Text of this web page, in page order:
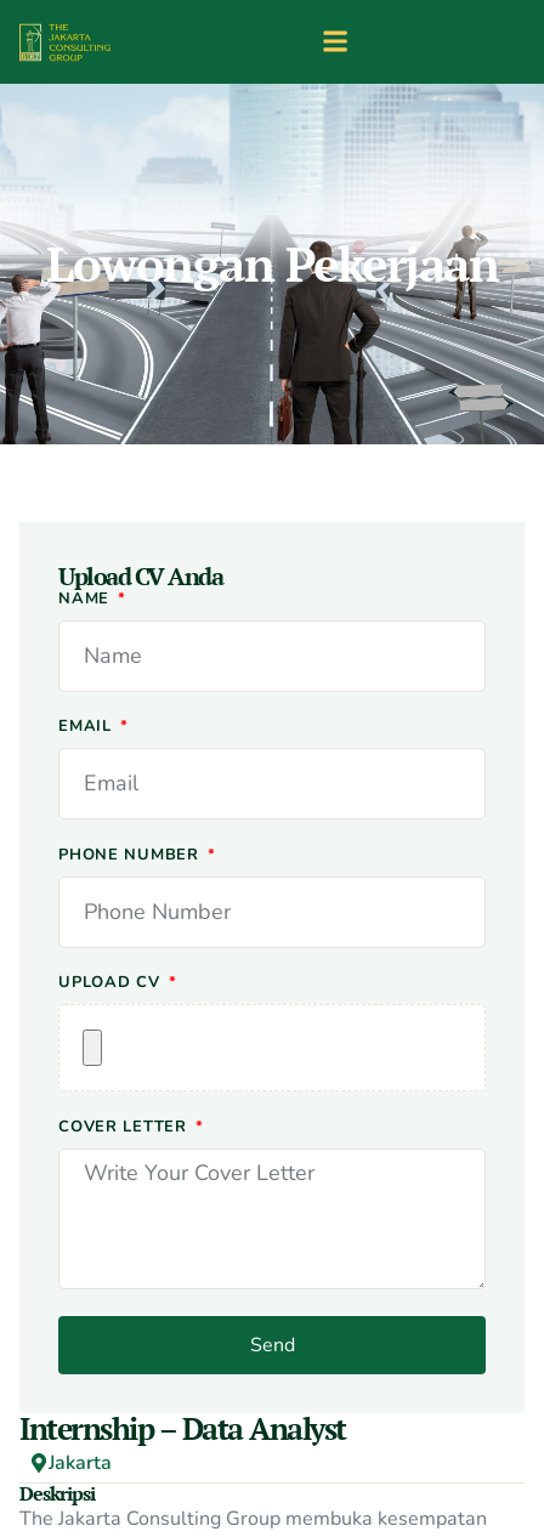
Lowongan Pekerjaan
Upload CV Anda
NAME
EMAIL
PHONE NUMBER
UPLOAD CV
COVER LETTER
Send
Internship – Data Analyst
Jakarta
Deskripsi
The Jakarta Consulting Group membuka kesempatan